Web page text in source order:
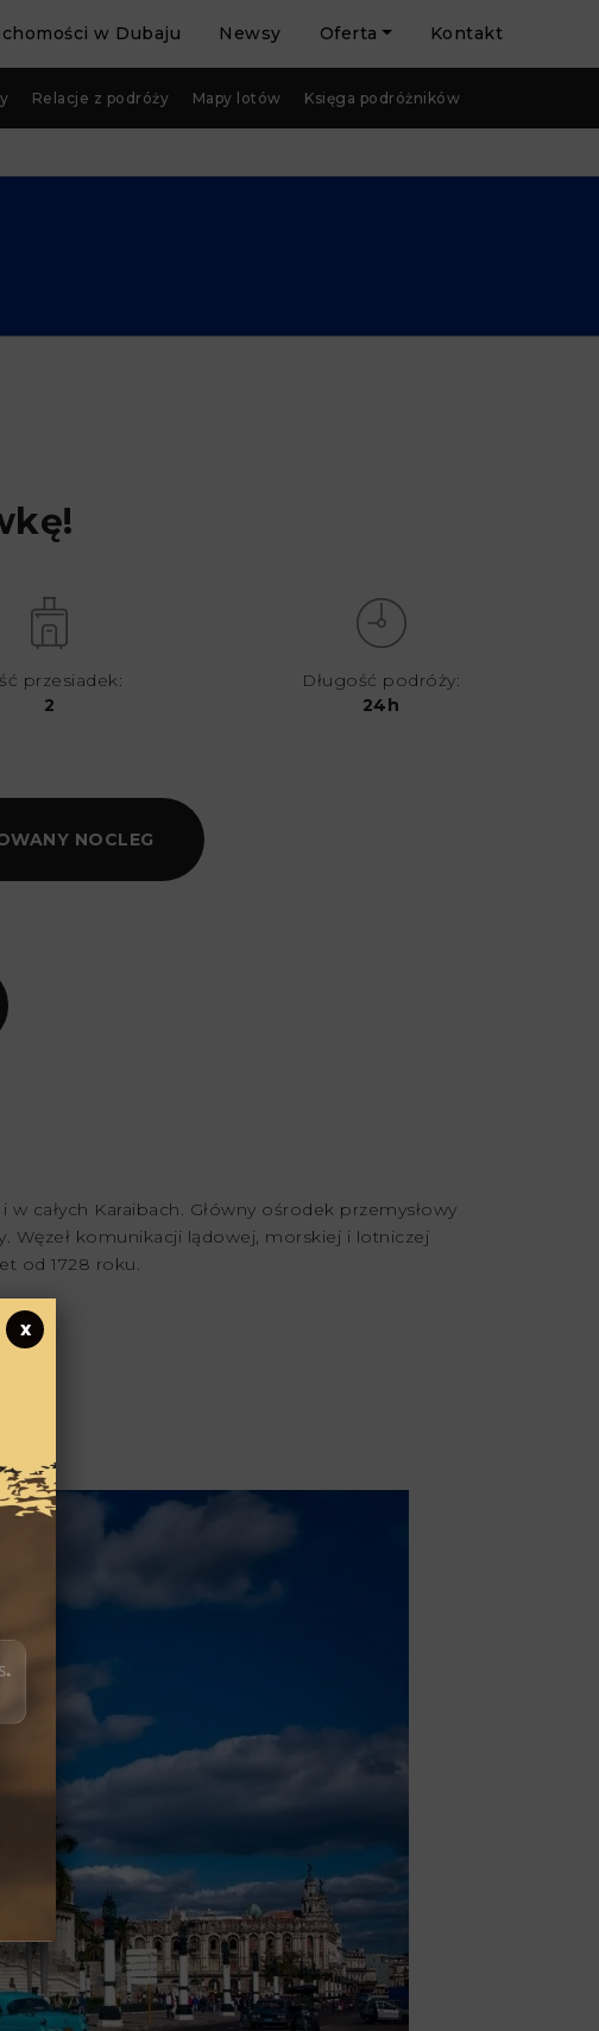
w Dubaju Newsy Oferta Kontakt
Relacje z podróży Mapy lotów Księga podróżników
przesiadek:
2
Długość podróży:
24h
NOCLEG
całych Karaibach. Główny ośrodek przemysłowy
Węzeł komunikacji lądowej, morskiej i lotniczej
od 1728 roku.
x